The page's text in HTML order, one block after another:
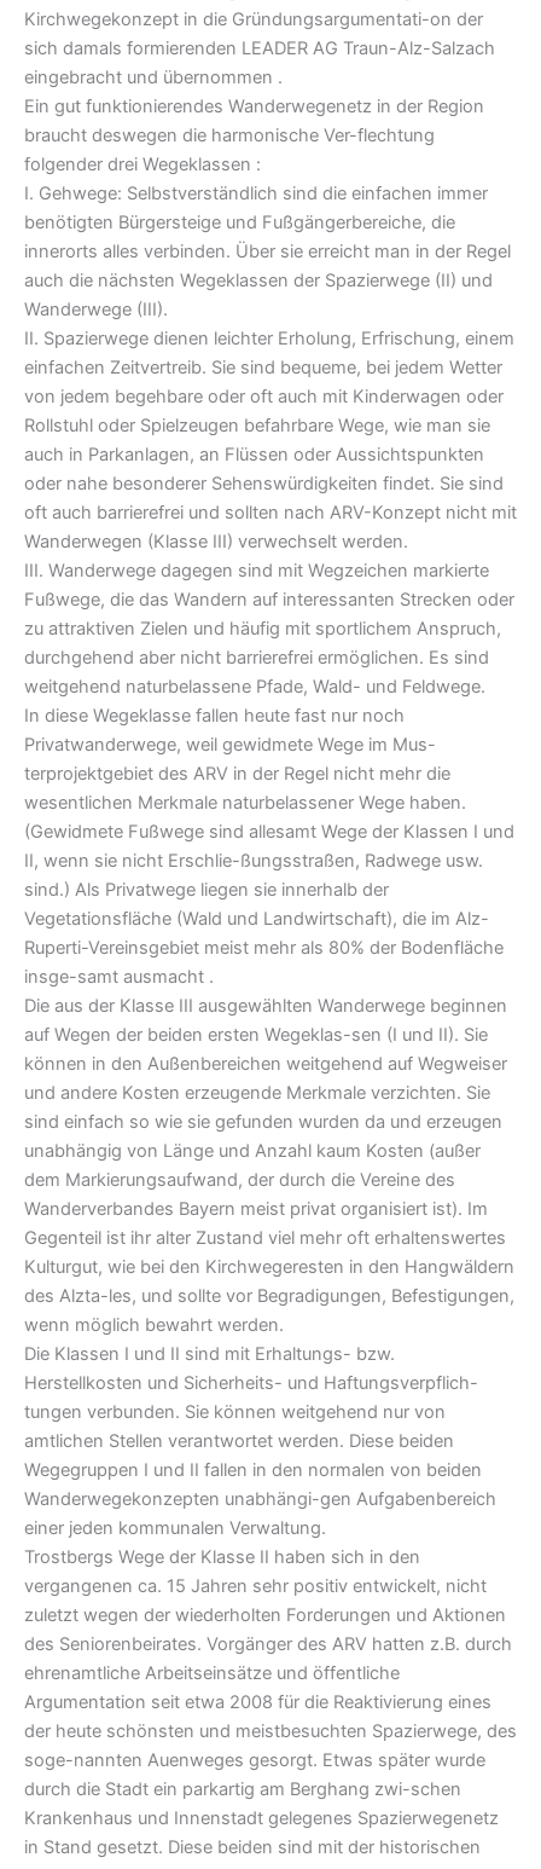
Kirchwegekonzept in die Gründungsargumentati-on der
sich damals formierenden LEADER AG Traun-Alz-Salzach
eingebracht und übernommen .
Ein gut funktionierendes Wanderwegenetz in der Region
braucht deswegen die harmonische Ver-flechtung
folgender drei Wegeklassen :
I. Gehwege: Selbstverständlich sind die einfachen immer
benötigten Bürgersteige und Fußgängerbereiche, die
innerorts alles verbinden. Über sie erreicht man in der Regel
auch die nächsten Wegeklassen der Spazierwege (II) und
Wanderwege (III).
II. Spazierwege dienen leichter Erholung, Erfrischung, einem
einfachen Zeitvertreib. Sie sind bequeme, bei jedem Wetter
von jedem begehbare oder oft auch mit Kinderwagen oder
Rollstuhl oder Spielzeugen befahrbare Wege, wie man sie
auch in Parkanlagen, an Flüssen oder Aussichtspunkten
oder nahe besonderer Sehenswürdigkeiten findet. Sie sind
oft auch barrierefrei und sollten nach ARV-Konzept nicht mit
Wanderwegen (Klasse III) verwechselt werden.
III. Wanderwege dagegen sind mit Wegzeichen markierte
Fußwege, die das Wandern auf interessanten Strecken oder
zu attraktiven Zielen und häufig mit sportlichem Anspruch,
durchgehend aber nicht barrierefrei ermöglichen. Es sind
weitgehend naturbelassene Pfade, Wald- und Feldwege.
In diese Wegeklasse fallen heute fast nur noch
Privatwanderwege, weil gewidmete Wege im Mus-
terprojektgebiet des ARV in der Regel nicht mehr die
wesentlichen Merkmale naturbelassener Wege haben.
(Gewidmete Fußwege sind allesamt Wege der Klassen I und
II, wenn sie nicht Erschlie-ßungsstraßen, Radwege usw.
sind.) Als Privatwege liegen sie innerhalb der
Vegetationsfläche (Wald und Landwirtschaft), die im Alz-
Ruperti-Vereinsgebiet meist mehr als 80% der Bodenfläche
insge-samt ausmacht .
Die aus der Klasse III ausgewählten Wanderwege beginnen
auf Wegen der beiden ersten Wegeklas-sen (I und II). Sie
können in den Außenbereichen weitgehend auf Wegweiser
und andere Kosten erzeugende Merkmale verzichten. Sie
sind einfach so wie sie gefunden wurden da und erzeugen
unabhängig von Länge und Anzahl kaum Kosten (außer
dem Markierungsaufwand, der durch die Vereine des
Wanderverbandes Bayern meist privat organisiert ist). Im
Gegenteil ist ihr alter Zustand viel mehr oft erhaltenswertes
Kulturgut, wie bei den Kirchwegeresten in den Hangwäldern
des Alzta-les, und sollte vor Begradigungen, Befestigungen,
wenn möglich bewahrt werden.
Die Klassen I und II sind mit Erhaltungs- bzw.
Herstellkosten und Sicherheits- und Haftungsverpflich-
tungen verbunden. Sie können weitgehend nur von
amtlichen Stellen verantwortet werden. Diese beiden
Wegegruppen I und II fallen in den normalen von beiden
Wanderwegekonzepten unabhängi-gen Aufgabenbereich
einer jeden kommunalen Verwaltung.
Trostbergs Wege der Klasse II haben sich in den
vergangenen ca. 15 Jahren sehr positiv entwickelt, nicht
zuletzt wegen der wiederholten Forderungen und Aktionen
des Seniorenbeirates. Vorgänger des ARV hatten z.B. durch
ehrenamtliche Arbeitseinsätze und öffentliche
Argumentation seit etwa 2008 für die Reaktivierung eines
der heute schönsten und meistbesuchten Spazierwege, des
soge-nannten Auenweges gesorgt. Etwas später wurde
durch die Stadt ein parkartig am Berghang zwi-schen
Krankenhaus und Innenstadt gelegenes Spazierwegenetz
in Stand gesetzt. Diese beiden sind mit der historischen